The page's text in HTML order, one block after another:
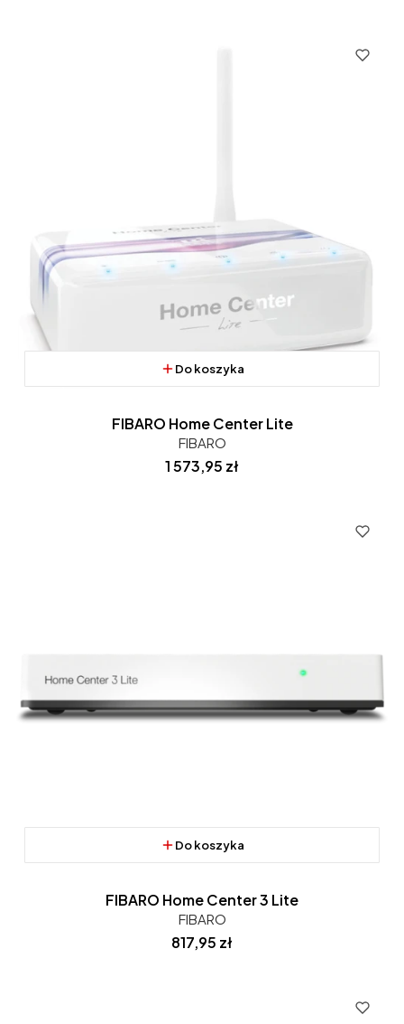
Do koszyka
FIBARO Home Center Lite
FIBARO
Cena
1 573,95 zł
Do koszyka
FIBARO Home Center 3 Lite
FIBARO
Cena
817,95 zł